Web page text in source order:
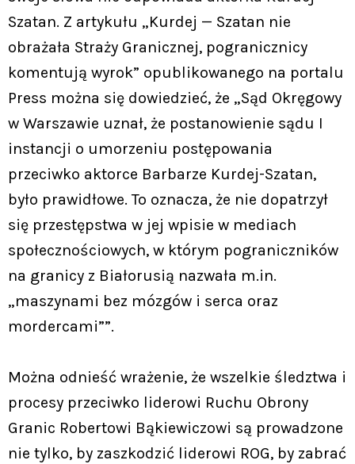
Szatan. Z artykułu „Kurdej — Szatan nie
obrażała Straży Granicznej, pogranicznicy
komentują wyrok” opublikowanego na portalu
Press można się dowiedzieć, że „Sąd Okręgowy
w Warszawie uznał, że postanowienie sądu I
instancji o umorzeniu postępowania
przeciwko aktorce Barbarze Kurdej-Szatan,
było prawidłowe. To oznacza, że nie dopatrzył
się przestępstwa w jej wpisie w mediach
społecznościowych, w którym pograniczników
na granicy z Białorusią nazwała m.in.
„maszynami bez mózgów i serca oraz
mordercami””.
Można odnieść wrażenie, że wszelkie śledztwa i
procesy przeciwko liderowi Ruchu Obrony
Granic Robertowi Bąkiewiczowi są prowadzone
nie tylko, by zaszkodzić liderowi ROG, by zabrać